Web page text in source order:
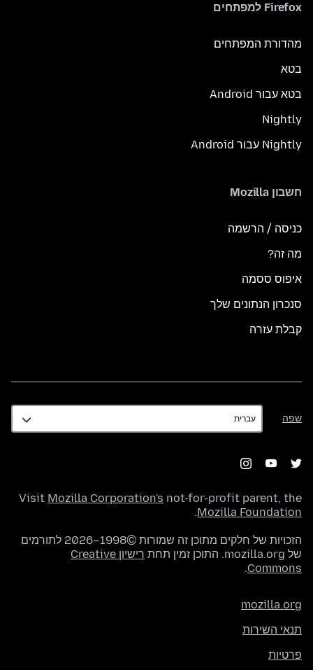
Firefox למפתחים
מהדורת המפתחים
בטא
בטא עבור Android
Nightly
Nightly עבור Android
חשבון Mozilla
כניסה / הרשמה
מה זה?
איפוס ססמה
סנכרון הנתונים שלך
קבלת עזרה
שפה
שפה
Visit Mozilla Corporation's not-for-profit parent, the
Mozilla Foundation
.
הזכויות של חלקים מתוכן זה שמורות ©1998–2026 לתורמים
של mozilla.org. התוכן זמין תחת
רישיון Creative
Commons
.
mozilla.org
תנאי השירות
פרטיות